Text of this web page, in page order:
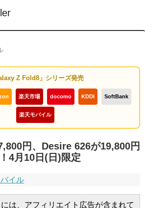
Z Fold8」シリーズ発売
楽天市場 docomo KDDI SoftBank
楽天モバイル
円、Desire 626が19,800円
4月10日(日)限定
イル
は、アフィリエイト広告が含まれて